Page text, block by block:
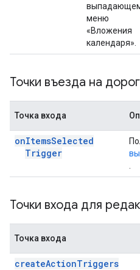
меню
«Вложения
календаря».
Точки въезда на
Точка входа
onItemsSelected
Trigger
Точки входа для
Точка входа
createActionTriggers